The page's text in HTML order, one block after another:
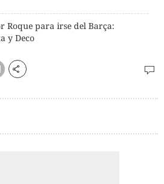
Roque para irse del Barça:
y Deco